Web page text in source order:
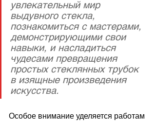
увлекательный мир
выдувного стекла,
познакомиться с мастерами,
демонстрирующими свои
навыки, и насладиться
чудесами превращения
простых стеклянных трубок
в изящные произведения
искусства.
Особое внимание уделяется работам